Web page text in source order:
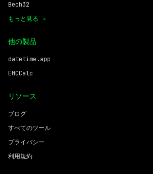
Bech32
もっと見る →
他の製品
datetime.app
EMCCalc
リソース
ブログ
すべてのツール
プライバシー
利用規約